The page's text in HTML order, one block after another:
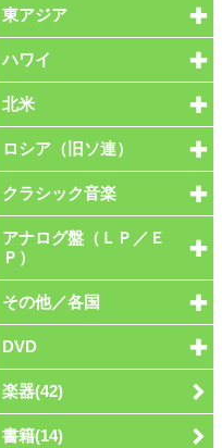
東アジア
ハワイ
北米
ロシア（旧ソ連）
クラシック音楽
アナログ盤（ＬＰ／Ｅ
Ｐ）
その他／各国
DVD
楽器(42)
書籍(14)